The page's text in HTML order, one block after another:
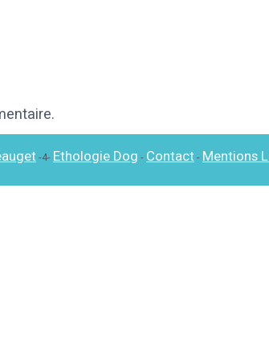
-4- Ethologie Dog - Contact - Mentions